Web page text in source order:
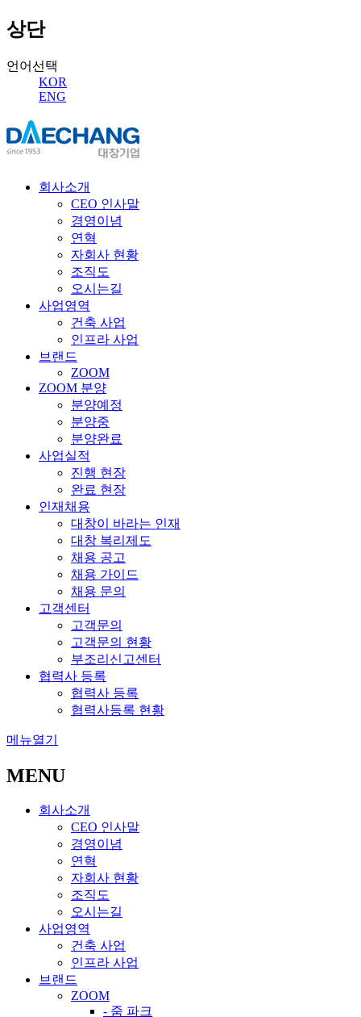
상단
언어선택
KOR
ENG
회사소개
CEO 인사말
경영이념
연혁
자회사 현황
조직도
오시는길
사업영역
건축 사업
인프라 사업
브랜드
ZOOM
ZOOM 분양
분양예정
분양중
분양완료
사업실적
진행 현장
완료 현장
인재채용
대창이 바라는 인재
대창 복리제도
채용 공고
채용 가이드
채용 문의
고객센터
고객문의
고객문의 현황
부조리신고센터
협력사 등록
협력사 등록
협력사등록 현황
메뉴열기
MENU
회사소개
CEO 인사말
경영이념
연혁
자회사 현황
조직도
오시는길
사업영역
건축 사업
인프라 사업
브랜드
ZOOM
- 줌 파크